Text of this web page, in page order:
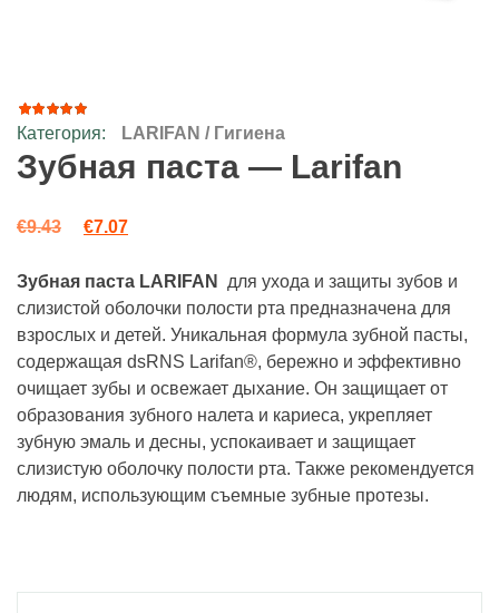
Рейтинг
4.84из
5 на
основе
67
пользователей
Категория: LARIFAN / Гигиена
Зубная паста — Larifan
€9.43 Первоначальная цена составляла €9.43.
€7.07Текущая цена: €7.07.
Зубная паста LARIFAN
для ухода и защиты зубов и
слизистой оболочки полости рта предназначена для
взрослых и детей. Уникальная формула зубной пасты,
содержащая dsRNS Larifan®, бережно и эффективно
очищает зубы и освежает дыхание. Он защищает от
образования зубного налета и кариеса, укрепляет
зубную эмаль и десны, успокаивает и защищает
слизистую оболочку полости рта. Также рекомендуется
людям, использующим съемные зубные протезы.